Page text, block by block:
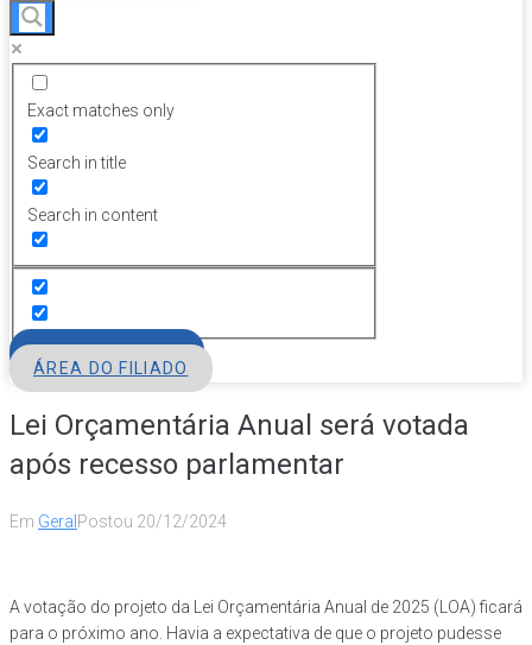
Exact matches only
Search in title
Search in content
ÁREA DO FILIADO
Lei Orçamentária Anual será votada
após recesso parlamentar
Em Geral Postou 20/12/2024
A votação do projeto da Lei Orçamentária Anual de 2025 (LOA) ficará
para o próximo ano. Havia a expectativa de que o projeto pudesse